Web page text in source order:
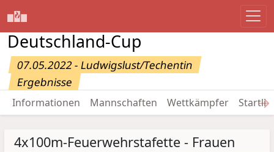
Deutschland-Cup
07.05.2022 - Ludwigslust/Techentin
Ergebnisse
Informationen Mannschaften Wettkämpfer →
4x100m-Feuerwehrstafette - Frauen